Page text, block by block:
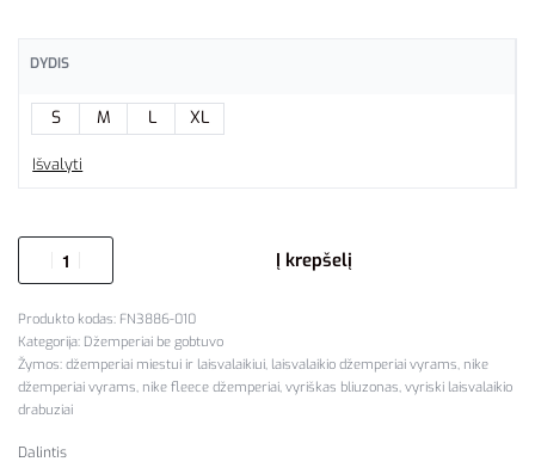
DYDIS
S M L XL
Išvalyti
Į krepšelį
FN3886-010
Kategorija: Džemperiai be gobtuvo
Žymos: džemperiai miestui ir laisvalaikiui, laisvalaikio džemperiai vyrams, nike
džemperiai vyrams, nike fleece džemperiai, vyriškas bliuzonas, vyriski laisvalaikio
drabuziai
Dalintis